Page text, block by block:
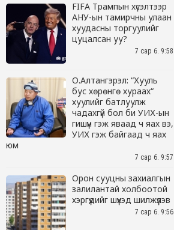
FIFA Трампын хүсэлтээр
АНУ-ын тамирчны улаан
хуудасны торгуулийг
цуцалсан уу?
7 сар 6. 9:58
О.Алтангэрэл: “Хууль
бус хөрөнгө хураах“
хуулийг батлуулж
чадахгүй бол би УИХ-ын
гишүүн гэж яваад ч яах вэ,
УИХ гэж байгаад ч яах
юм
7 сар 6. 9:57
Орон сууцны захиалгын
залилантай холбоотой
хэргүүдийг шүүхэд шилжүүлэв
7 сар 6. 9:56